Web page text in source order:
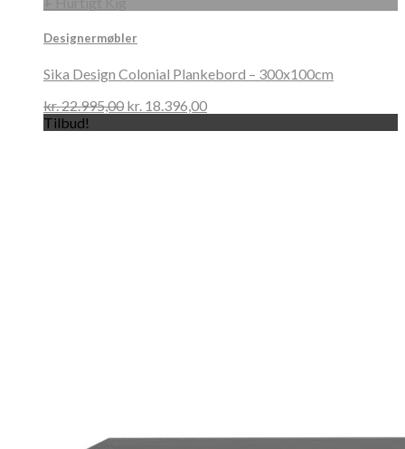
Designermøbler
Sika Design Colonial Plankebord – 300x100cm
kr.22.995,00 kr. 18.396,00
Tilbud!